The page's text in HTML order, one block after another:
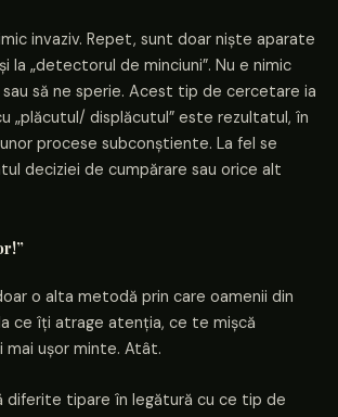
invaziv. Repet, sunt doar niște aparate
la „detectorul de minciuni”. Nu e nimic
să ne sperie. Acest tip de cercetare ia
„plăcutul/ displăcutul” este rezultatul, în
procese subconștiente. La fel se
deciziei de cumpărare sau orice alt
o alta metodă prin care oamenii din
ce îți atrage atenția, ce te mișcă
mai ușor minte. Atât.
diferite tipare în legătură cu ce tip de